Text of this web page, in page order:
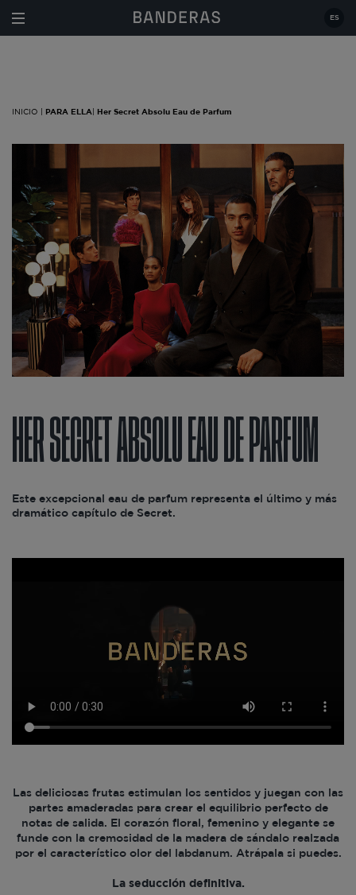
ES
Parfum
INICIO | PARA ELLA Her Secret Absolu Eau de Parfum
HER SECRET ABSOLU EAU DE PARFUM
Este excepcional eau de parfum representa el último y más
dramático capítulo de Secret.
Las deliciosas frutas estimulan los sentidos y juegan con las
partes amaderadas para crear el equilibrio perfecto de
notas de salida. El corazón floral, femenino y elegante se
funde con la cremosidad de la madera de sándalo realzada
por el característico olor del labdanum. Atrápala si puedes.
La seducción definitiva.